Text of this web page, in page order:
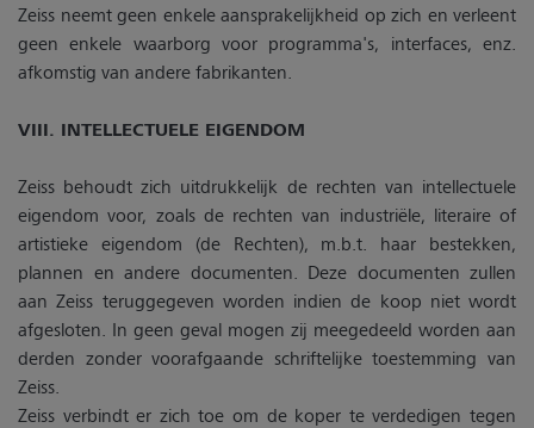
Zeiss neemt geen enkele aansprakelijkheid op zich en verleent
geen enkele waarborg voor programma's, interfaces, enz.
afkomstig van andere fabrikanten.
VIII. INTELLECTUELE EIGENDOM
Zeiss behoudt zich uitdrukkelijk de rechten van intellectuele
eigendom voor, zoals de rechten van industriële, literaire of
artistieke eigendom (de Rechten), m.b.t. haar bestekken,
plannen en andere documenten. Deze documenten zullen
aan Zeiss teruggegeven worden indien de koop niet wordt
afgesloten. In geen geval mogen zij meegedeeld worden aan
derden zonder voorafgaande schriftelijke toestemming van
Zeiss.
Zeiss verbindt er zich toe om de koper te verdedigen tegen